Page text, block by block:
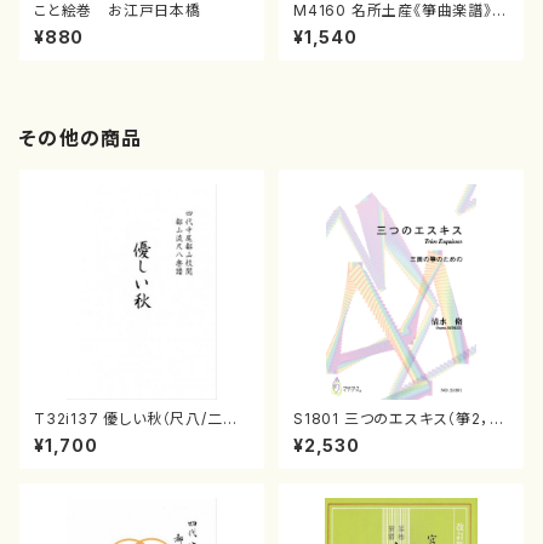
こと絵巻 お江戸日本橋
¥880
M4160 名所土産《箏曲楽譜》
（箏/宮城喜代子・宮城数江著・
宮城宗家監修/箏曲古典楽譜）
¥1,540
その他の商品
T32i137 優しい秋（尺八/二代
山本邦山/尺八/都山式譜）都山
流公刊楽譜曲番:586
¥1,700
S1801 三つのエスキス（箏2，1
7/清水 脩/楽譜）
¥2,530